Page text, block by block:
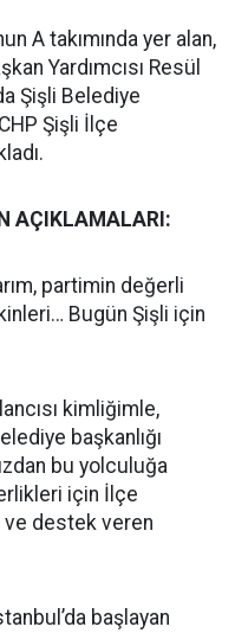
A takımında yer alan,
Yardımcısı Resül
Şişli Belediye
Şişli İlçe
AÇIKLAMALARI:
partimin değerli
Bugün Şişli için
kimliğimle,
başkanlığı
bu yolculuğa
için İlçe
ve destek veren
başlayan